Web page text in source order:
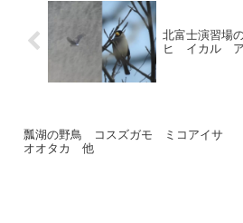
北富士演習場
ヒ イカル
瓢湖の野鳥 コスズガモ ミコアイサ
オオタカ 他